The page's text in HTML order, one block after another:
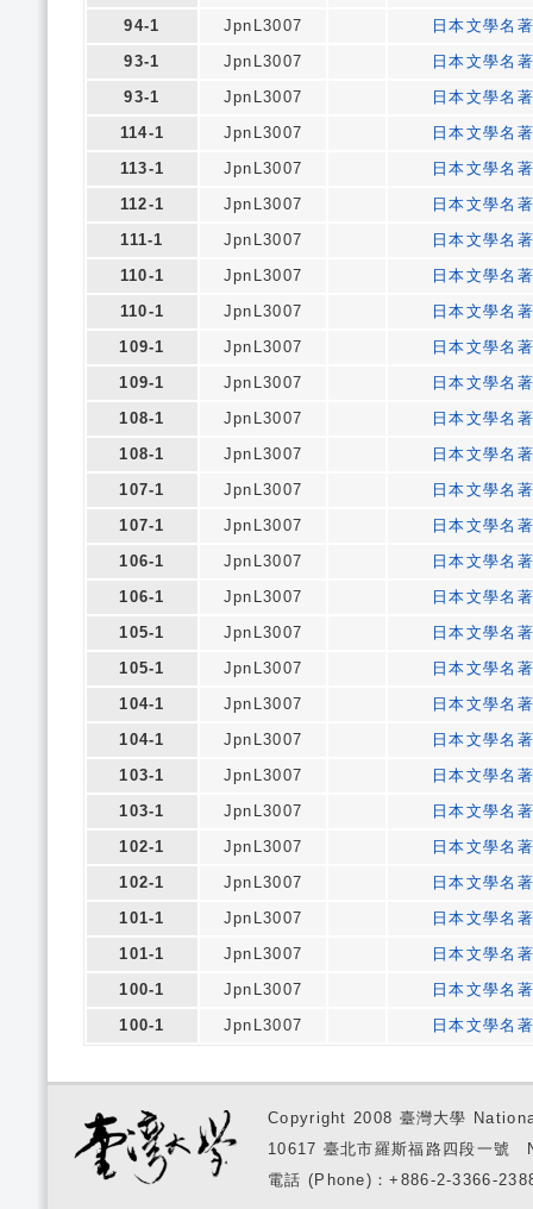
94-1
JpnL3007
日本文學名
93-1
JpnL3007
日本文學名
93-1
JpnL3007
日本文學名
114-1
JpnL3007
日本文學名
113-1
JpnL3007
日本文學名
112-1
JpnL3007
日本文學名
111-1
JpnL3007
日本文學名
110-1
JpnL3007
日本文學名
110-1
JpnL3007
日本文學名
109-1
JpnL3007
日本文學名
109-1
JpnL3007
日本文學名
108-1
JpnL3007
日本文學名
108-1
JpnL3007
日本文學名
107-1
JpnL3007
日本文學名
107-1
JpnL3007
日本文學名
106-1
JpnL3007
日本文學名
106-1
JpnL3007
日本文學名
105-1
JpnL3007
日本文學名
105-1
JpnL3007
日本文學名
104-1
JpnL3007
日本文學名
104-1
JpnL3007
日本文學名
103-1
JpnL3007
日本文學名
103-1
JpnL3007
日本文學名
102-1
JpnL3007
日本文學名
102-1
JpnL3007
日本文學名
101-1
JpnL3007
日本文學名
101-1
JpnL3007
日本文學名
100-1
JpnL3007
日本文學名
100-1
JpnL3007 日本文學名
Copyright 2008 臺灣大學
10617 臺北市羅斯福路四段一
電話 (Phone)：+886-2-3366-